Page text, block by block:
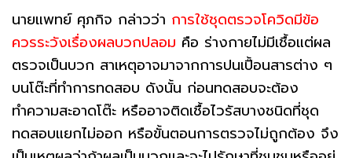
นายแพทย์ ศุภกิจ กล่าวว่า การใช้ชุดตรวจโควิดมีข้อ
ควรระวังเรื่องผลบวกปลอม คือ ร่างกายไม่มีเชื้อแต่ผล
ตรวจเป็นบวก สาเหตุอาจมาจากการปนเปื้อนสารต่าง ๆ
บนโต๊ะที่ทำการทดสอบ ดังนั้น ก่อนทดสอบจะต้อง
ทำความสะอาดโต๊ะ หรืออาจติดเชื้อไวรัสบางชนิดที่ชุด
ทดสอบแยกไม่ออก หรือขั้นตอนการตรวจไม่ถูกต้อง จึง